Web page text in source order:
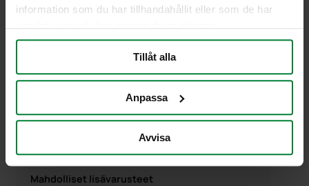
information som du har tillhandahållit eller som de har
samlat in när du har använt deras tjänster.
Tillåt alla
Anpassa
Avvisa
Bruttotilavuus: 4500 litraa
Pinta-alan mitat: 1724 x 1724 mm
Materiaali: KTL-käsiteltyä ja jauhemaalattua
Täyttää normit ja voimassa olevat
CE-hyväksytty nostojärjestelmä
Mahdolliset lisävarusteet